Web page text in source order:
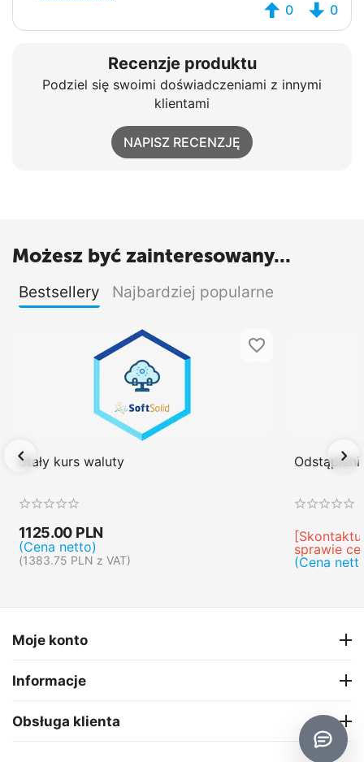
0 0
Recenzje produktu
Podziel się swoimi doświadczeniami z innymi
klientami
NAPISZ RECENZJĘ
Możesz być zainteresowany...
Bestsellery Najbardziej popularne
Stały kurs waluty
1125.00 PLN
(Cena netto)
(1383.75 PLN z VAT)
sprawie
(Cena
Moje konto
Informacje
Obsługa klienta